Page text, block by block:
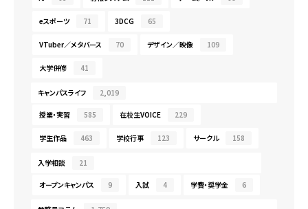
eスポーツ 71 3DCG 65
VTuber／メタバース 70 デザイン／映像 109
大学併修 41
キャンパスライフ 2,019
授業・実習 585 在校生VOICE 229
学生作品 463 学校行事 123 サークル 158
入学相談 21
オープンキャンパス 9 入試 4 学費・奨学金 6